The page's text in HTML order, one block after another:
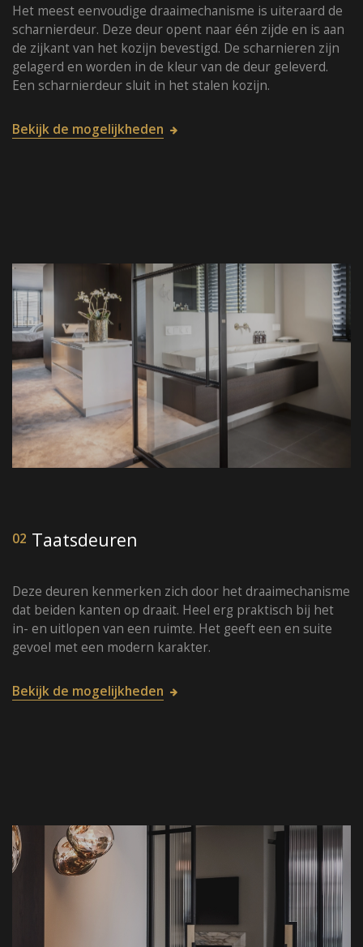
Het meest eenvoudige draaimechanisme is uiteraard de
scharnierdeur. Deze deur opent naar één zijde en is aan
de zijkant van het kozijn bevestigd. De scharnieren zijn
gelagerd en worden in de kleur van de deur geleverd.
Een scharnierdeur sluit in het stalen kozijn.
Bekijk de mogelijkheden
02 Taatsdeuren
Deze deuren kenmerken zich door het draaimechanisme
dat beiden kanten op draait. Heel erg praktisch bij het
in- en uitlopen van een ruimte. Het geeft een en suite
gevoel met een modern karakter.
Bekijk de mogelijkheden